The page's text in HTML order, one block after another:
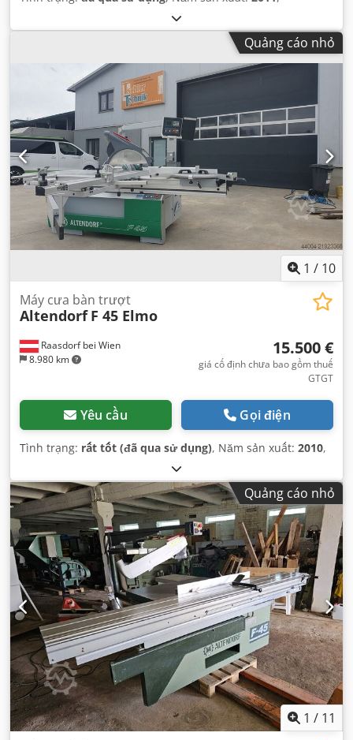
Quảng cáo nhỏ
1 / 10
Raasdorf bei Wien
8.980 km
Máy cưa bàn trượt
Altendorf F 45 Elmo
15.500 €
giá cố định chưa bao gồm thuế
GTGT
Yêu cầu Gọi điện
Tình trạng: rất tốt (đã qua sử dụng), Năm sản xuất: 2010,
Quảng cáo nhỏ
1 / 11